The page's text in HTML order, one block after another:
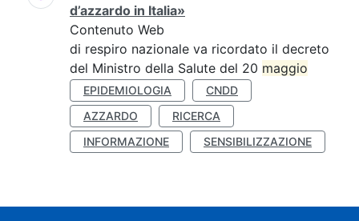
d’azzardo in Italia»
Contenuto Web
di respiro nazionale va ricordato il decreto
del Ministro della Salute del 20 maggio
EPIDEMIOLOGIA
CNDD
AZZARDO
RICERCA
INFORMAZIONE
SENSIBILIZZAZIONE